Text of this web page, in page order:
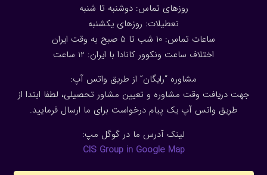
روزهای تماس: دوشنبه تا شنبه
تعطیلات: روزهای یکشنبه
ساعات تماس: 10 شب تا 5 صبح به وقت ایران
اختلاف ساعت ونکوور کانادا با ایران: 1 2 ساعت
مشاوره “رایگان” از طریق واتس آپ:
جهت دریافت وقت مشاوره و تعیین مشاور تحصیلی، لطفا ابتدا از
طریق واتس آپ یک پیام درخواست برای ما ارسال فرمایید.
لینک آدرس ما در گوگل مپ:
CIS Group in Google Map